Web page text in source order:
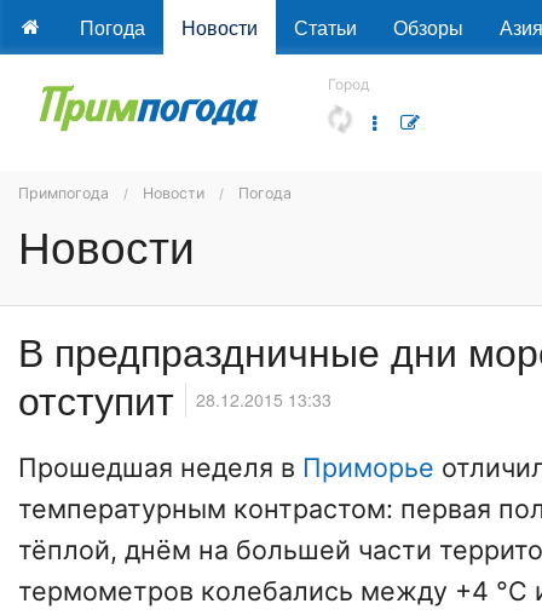
Погода Новости Статьи Обзоры Азия
Город
Примпогода Новости Погода
Новости
В предпраздничные дни
отступит
28.12.2015 13:33
Прошедшая неделя в Приморье
температурным контрастом: первая
тёплой, днём на большей части
термометров колебались между +4 °C